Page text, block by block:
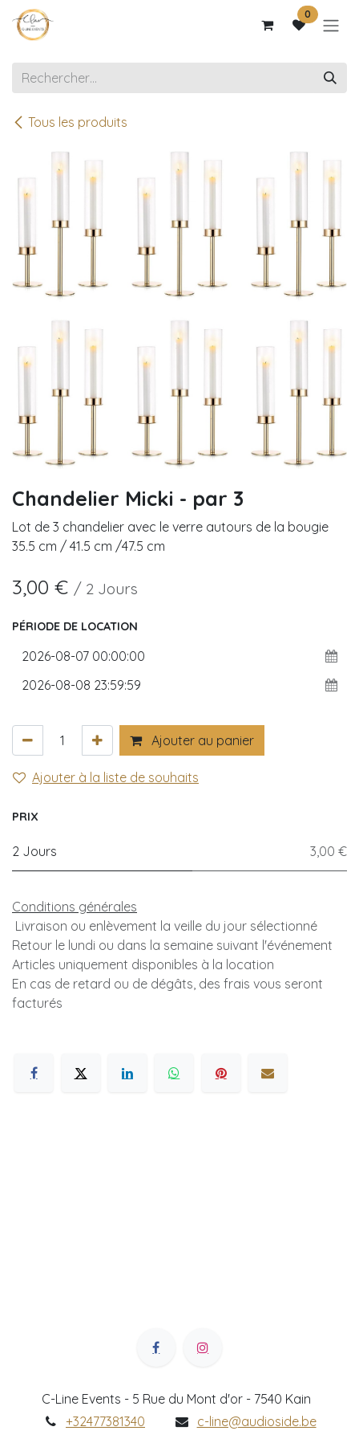
Se rendre au contenu 0
Tous les produits
Chandelier Micki - par 3
Lot de 3 chandelier avec le verre autours de la bougie
35.5 cm / 41.5 cm /47.5 cm
3,00 € / 2 Jours
PÉRIODE DE LOCATION
Ajouter au panier
Ajouter à la liste de souhaits
PRIX
2 Jours 3,00 €
Conditions générales
Livraison ou enlèvement la veille du jour sélectionné
Retour le lundi ou dans la semaine suivant l'événement
Articles uniquement disponibles à la location
En cas de retard ou de dégâts, des frais vous seront
facturés
C-Line Events - 5 Rue du Mont d'or - 7540 Kain
+32477381340
c-line@audioside.be